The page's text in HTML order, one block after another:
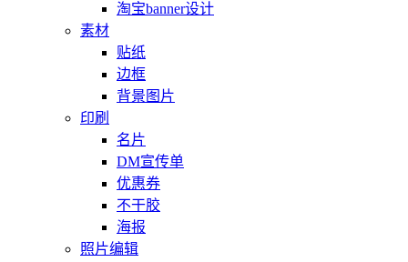
淘宝banner设计
素材
贴纸
边框
背景图片
印刷
名片
DM宣传单
优惠券
不干胶
海报
照片编辑